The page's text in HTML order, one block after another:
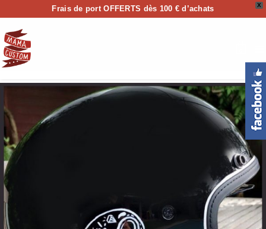
X
Frais de port OFFERTS dès 100 € d’achats